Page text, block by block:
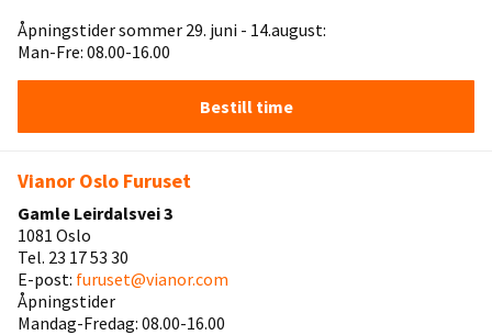
Åpningstider sommer 29. juni - 14.august:
Man-Fre: 08.00-16.00
Bestill time
Vianor Oslo Furuset
Gamle Leirdalsvei 3
1081 Oslo
Tel. 23 17 53 30
E-post: furuset@vianor.com
Åpningstider
Mandag-Fredag: 08.00-16.00